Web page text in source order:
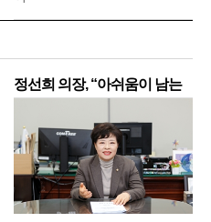
정선희 의장, “아쉬움이 남는